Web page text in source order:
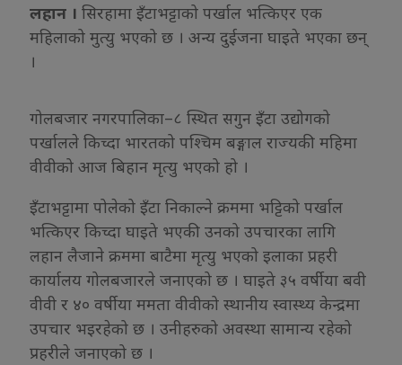
लहान । सिरहामा इँटाभट्टाको पर्खाल भत्किएर एक
महिलाको मुत्यु भएको छ । अन्य दुईजना घाइते भएका छन्
।
गोलबजार नगरपालिका–८ स्थित सगुन इँटा उद्योगको
पर्खालले किच्दा भारतको पश्चिम बङ्गाल राज्यकी महिमा
वीवीको आज बिहान मृत्यु भएको हो ।
इँटाभट्टामा पोलेको इँटा निकाल्ने क्रममा भट्टिको पर्खाल
भत्किएर किच्दा घाइते भएकी उनको उपचारका लागि
लहान लैजाने क्रममा बाटैमा मृत्यु भएको इलाका प्रहरी
कार्यालय गोलबजारले जनाएको छ । घाइते ३५ वर्षीया बवी
वीवी र ४० वर्षीया ममता वीवीको स्थानीय स्वास्थ्य केन्द्रमा
उपचार भइरहेको छ । उनीहरुको अवस्था सामान्य रहेको
प्रहरीले जनाएको छ ।